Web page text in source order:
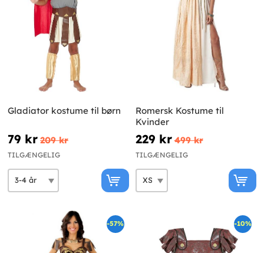
Gladiator kostume til børn
79 kr 209 kr
TILGÆNGELIG
Romersk Kostume til
Kvinder
229 kr 499 kr
TILGÆNGELIG
-57% -10%